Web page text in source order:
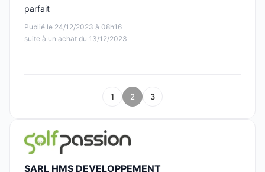
Publié le 24/12/2023 à 08h16
suite à un achat du 13/12/2023
parfait
1 2 3
SARL HMS DEVELOPPEMENT